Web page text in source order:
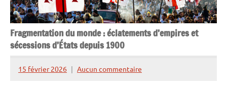
Fragmentation du monde : éclatements d’empires et
sécessions d’États depuis 1900
15 février 2026
Henry
Aucun commentaire